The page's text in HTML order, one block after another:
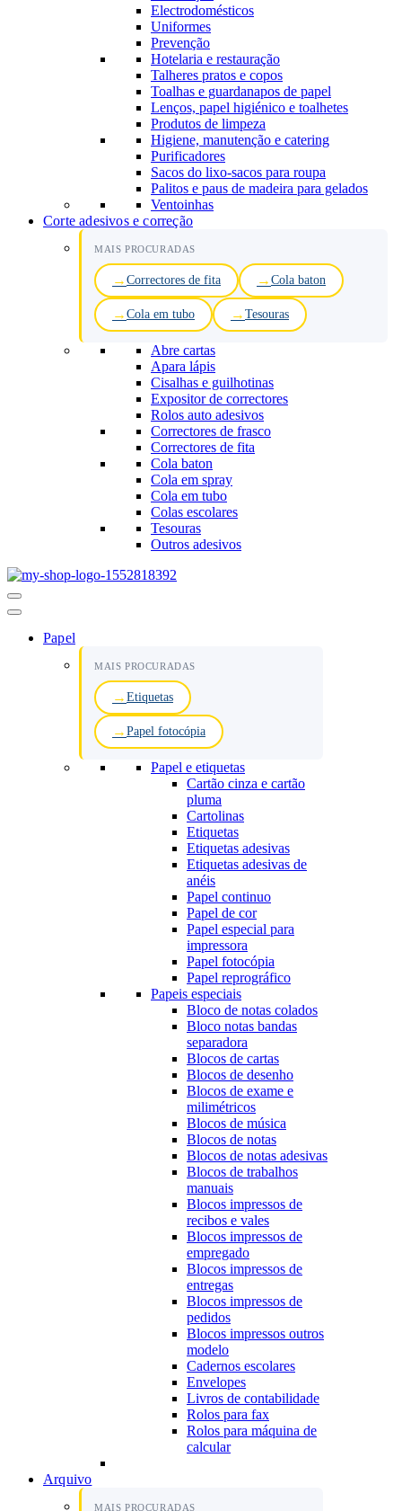
Electrodomésticos
Uniformes
Prevenção
Hotelaria e restauração
Talheres pratos e copos
Toalhas e guardanapos de papel
Lenços, papel higiénico e toalhetes
Produtos de limpeza
Higiene, manutenção e catering
Purificadores
Sacos do lixo-sacos para roupa
Palitos e paus de madeira para gelados
Ventoinhas
Corte adesivos e correção
MAIS PROCURADAS
Correctores de fita Cola baton
Cola em tubo Tesouras
Abre cartas
Apara lápis
Cisalhas e guilhotinas
Expositor de correctores
Rolos auto adesivos
Correctores de frasco
Correctores de fita
Cola baton
Cola em spray
Cola em tubo
Colas escolares
Tesouras
Outros adesivos
Menu
de
Papel
MAIS PROCURADAS
Etiquetas
Papel fotocópia
Papel e etiquetas
Cartão cinza e cartão
pluma
Cartolinas
Etiquetas
Etiquetas adesivas
Etiquetas adesivas de
anéis
Papel continuo
Papel de cor
Papel especial para
impressora
Papel fotocópia
Papel reprográfico
Papeis especiais
Bloco de notas colados
Bloco notas bandas
separadora
Blocos de cartas
Blocos de desenho
Blocos de exame e
milimétricos
Blocos de música
Blocos de notas
Blocos de notas adesivas
Blocos de trabalhos
manuais
Blocos impressos de
recibos e vales
Blocos impressos de
empregado
Blocos impressos de
entregas
Blocos impressos de
pedidos
Blocos impressos outros
modelo
Cadernos escolares
Envelopes
Livros de contabilidade
Rolos para fax
Rolos para máquina de
calcular
Arquivo
MAIS PROCURADAS